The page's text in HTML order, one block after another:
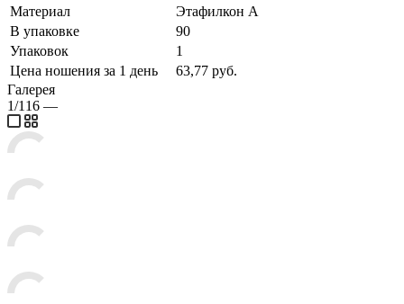
Материал
Этафилкон А
В упаковке
90
Упаковок
1
Цена ношения за 1 день
63,77 руб.
Галерея
1/116 —